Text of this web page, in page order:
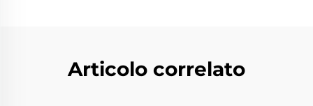
Articolo correlato